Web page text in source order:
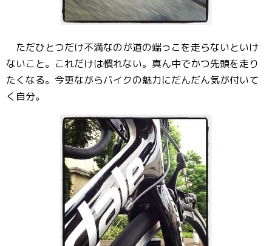
ただひとつだけ不満なのが道の端っこを走らないといけ
ないこと。これだけは慣れない。真ん中でかつ先頭を走り
たくなる。今更ながらバイクの魅力にだんだん気が付いて
く自分。